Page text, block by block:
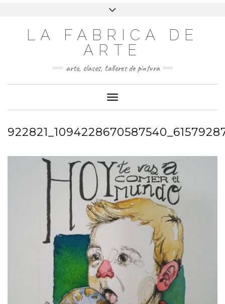
LA FABRICA DE
ARTE
arte, clases, talleres de pintura
Cambiar modo de navegación